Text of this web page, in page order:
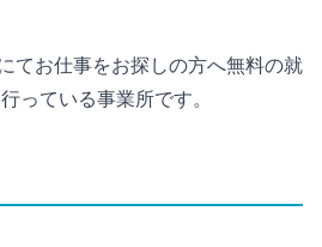
てお仕事をお探しの方へ無料の就
っている事業所です。